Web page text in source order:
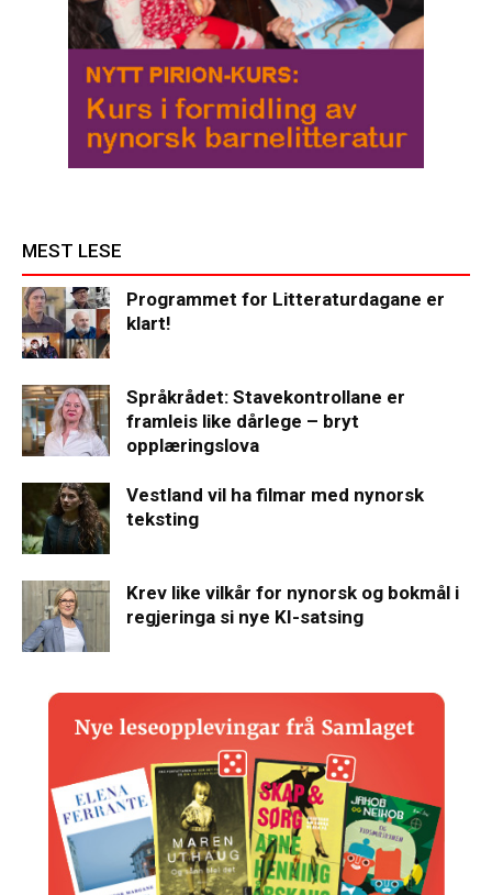
MEST LESE
Programmet for Litteraturdagane er
klart!
Språkrådet: Stavekontrollane er
framleis like dårlege – bryt
opplæringslova
Vestland vil ha filmar med nynorsk
teksting
Krev like vilkår for nynorsk og bokmål i
regjeringa si nye KI-satsing